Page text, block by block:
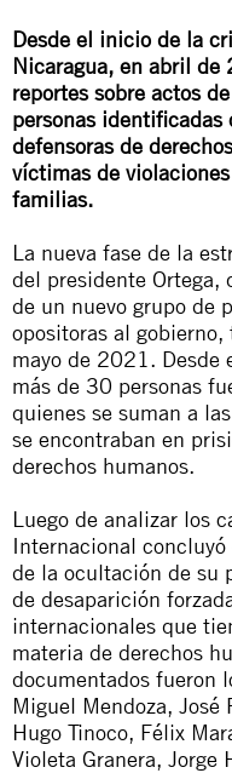
Desde el inicio de la
Nicaragua, en abril de
reportes sobre actos
personas identificadas
defensoras de
víctimas de
familias.
La nueva fase de la
del presidente Ortega,
de un nuevo grupo de
opositoras al
mayo de 2021. Desde
más de 30 personas
quienes se suman a
se encontraban en
derechos humanos.
Luego de analizar los
Internacional
de la ocultación de su
de desaparición
internacionales que
materia de derechos
documentados fueron
Miguel Mendoza, José
Hugo Tinoco, Félix
Violeta Granera, Jorge